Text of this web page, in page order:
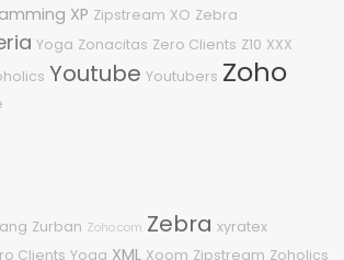
XP Zipstream XO Zebra
Yoga Zonacitas Zero Clients Z10 XXX
Youtube Youtubers Zoho
Zurban Zoho.com Zebra xyratex
Clients Yoga XML Xoom Zipstream Zoholics